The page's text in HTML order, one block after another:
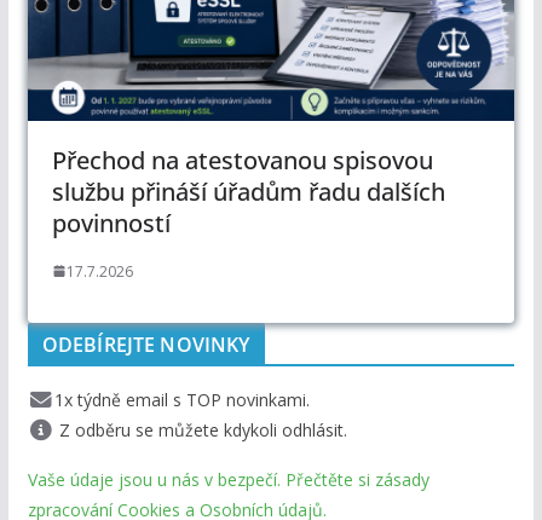
Přechod na atestovanou spisovou
službu přináší úřadům řadu dalších
povinností
17.7.2026
ODEBÍREJTE NOVINKY
1x týdně email s TOP novinkami.
Z odběru se můžete kdykoli odhlásit.
Vaše údaje jsou u nás v bezpečí. Přečtěte si zásady
zpracování Cookies a Osobních údajů.